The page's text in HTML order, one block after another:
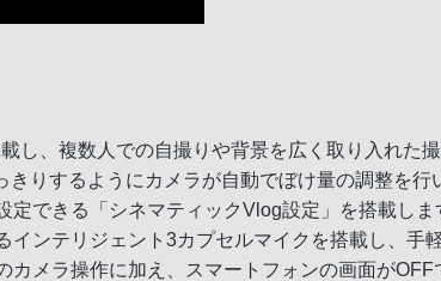
し、複数人での自撮りや背景を広く取り入れた
りするようにカメラが自動でぼけ量の調整を行
できる「シネマティックVlog設定」を搭載し
ンテリジェント3カプセルマイクを搭載し、手
カメラ操作に加え、スマートフォンの画面がOFF